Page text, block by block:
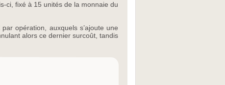
ci, fixé à 15 unités de la monnaie du
opération, auxquels s’ajoute une
alors ce dernier surcoût, tandis